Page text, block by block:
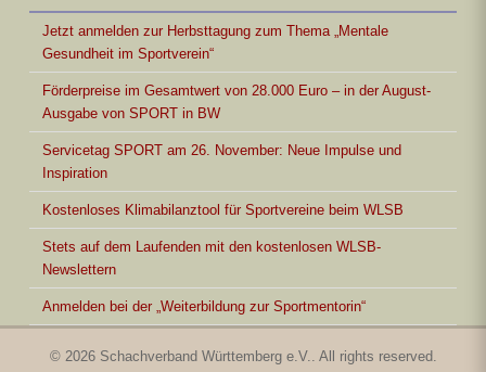
Jetzt anmelden zur Herbsttagung zum Thema „Mentale
Gesundheit im Sportverein“
Förderpreise im Gesamtwert von 28.000 Euro – in der August-
Ausgabe von SPORT in BW
Servicetag SPORT am 26. November: Neue Impulse und
Inspiration
Kostenloses Klimabilanztool für Sportvereine beim WLSB
Stets auf dem Laufenden mit den kostenlosen WLSB-
Newslettern
Anmelden bei der „Weiterbildung zur Sportmentorin“
© 2026 Schachverband Württemberg e.V.. All rights reserved.